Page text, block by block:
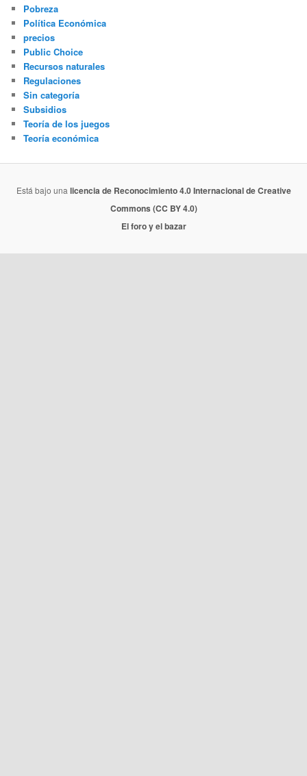
Pobreza
Política Económica
precios
Public Choice
Recursos naturales
Regulaciones
Sin categoría
Subsidios
Teoría de los juegos
Teoría económica
Está bajo una licencia de Reconocimiento 4.0 Internacional de Creative
Commons (CC BY 4.0)
El foro y el bazar